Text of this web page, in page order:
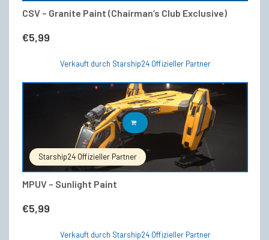
CSV – Granite Paint (Chairman’s Club Exclusive)
€5,99
Verkauft durch Starship24 Offizieller Partner
Starship24 Offizieller Partner
MPUV – Sunlight Paint
€5,99
IN DEN WARENKORB
Verkauft durch Starship24 Offizieller Partner